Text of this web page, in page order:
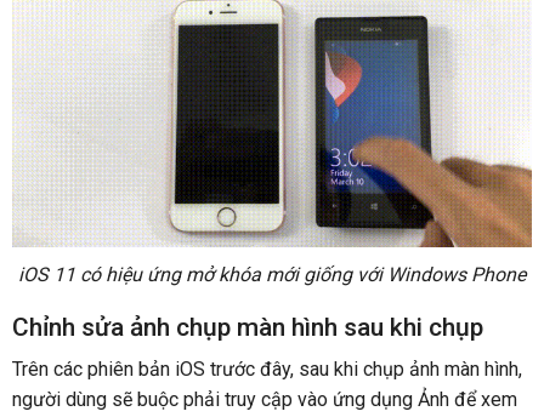
iOS 11 có hiệu ứng mở khóa mới giống với Windows Phone
Chỉnh sửa ảnh chụp màn hình sau khi chụp
Trên các phiên bản iOS trước đây, sau khi chụp ảnh màn hình,
người dùng sẽ buộc phải truy cập vào ứng dụng Ảnh để xem